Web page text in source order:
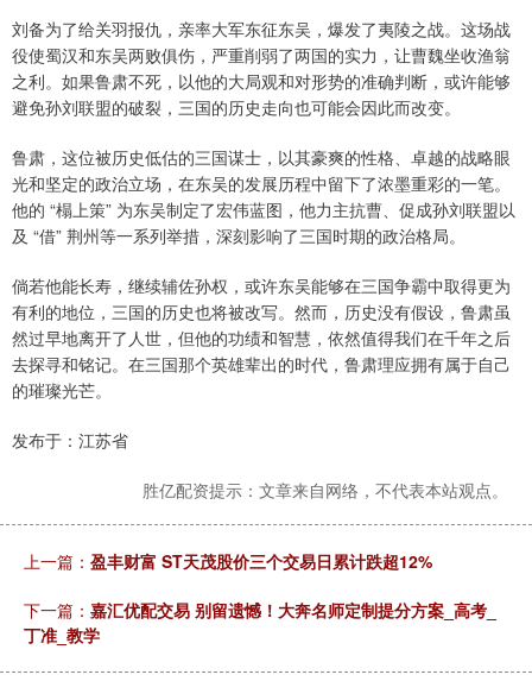
刘备为了给关羽报仇，亲率大军东征东吴，爆发了夷陵之战。这场战
役使蜀汉和东吴两败俱伤，严重削弱了两国的实力，让曹魏坐收渔翁
之利。如果鲁肃不死，以他的大局观和对形势的准确判断，或许能够
避免孙刘联盟的破裂，三国的历史走向也可能会因此而改变。
鲁肃，这位被历史低估的三国谋士，以其豪爽的性格、卓越的战略眼
光和坚定的政治立场，在东吴的发展历程中留下了浓墨重彩的一笔。
他的 “榻上策” 为东吴制定了宏伟蓝图，他力主抗曹、促成孙刘联盟以
及 “借” 荆州等一系列举措，深刻影响了三国时期的政治格局。
倘若他能长寿，继续辅佐孙权，或许东吴能够在三国争霸中取得更为
有利的地位，三国的历史也将被改写。然而，历史没有假设，鲁肃虽
然过早地离开了人世，但他的功绩和智慧，依然值得我们在千年之后
去探寻和铭记。在三国那个英雄辈出的时代，鲁肃理应拥有属于自己
的璀璨光芒。
发布于：江苏省
胜亿配资提示：文章来自网络，不代表本站观点。
上一篇： 盈丰财富 ST天茂股价三个交易日累计跌超12%
下一篇： 嘉汇优配交易 别留遗憾！大奔名师定制提分方案_高考_
丁准_教学